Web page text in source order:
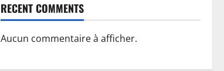
RECENT COMMENTS
Aucun commentaire à afficher.